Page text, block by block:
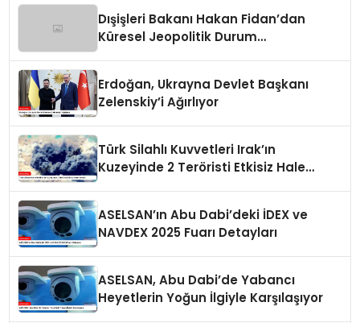
Dışişleri Bakanı Hakan Fidan’dan
Küresel Jeopolitik Durum
Erdoğan, Ukrayna Devlet Başkanı
Zelenskiy’i Ağırlıyor
Türk Silahlı Kuvvetleri Irak’ın
Kuzeyinde 2 Teröristi Etkisiz Hale
ASELSAN’ın Abu Dabi’deki İDEX ve
NAVDEX 2025 Fuarı Detayları
ASELSAN, Abu Dabi’de Yabancı
Heyetlerin Yoğun İlgiyle Karşılaşıyor